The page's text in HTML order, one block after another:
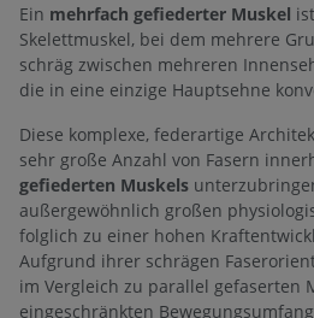
Ein mehrfach gefiederter Muskel
Skelettmuskel, bei dem mehrere
schräg zwischen mehreren
die in eine einzige Hauptsehne
Diese komplexe, federartige
sehr große Anzahl von Fasern
gefiederten Muskels
außergewöhnlich großen
folglich zu einer hohen
Aufgrund ihrer schrägen
im Vergleich zu parallel gefaserten
eingeschränkten